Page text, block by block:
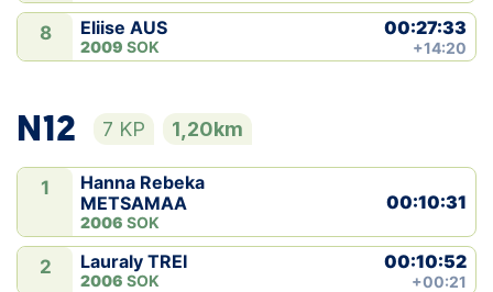
8 Eliise AUS
2009 SOK
00:27:33
+14:20
N12 7 KP 1,20km
1
Hanna Rebeka
METSAMAA
2006 SOK
00:10:31
2 Lauraly TREI
2006 SOK
00:10:52
+00:21